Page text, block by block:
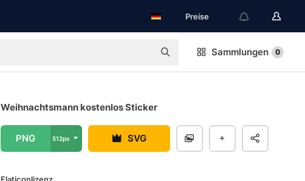
Preise
Sammlungen 0
Weihnachtsmann kostenlos Sticker
PNG 512px SVG